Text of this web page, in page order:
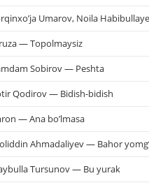
Umarov, Noila
— Topolmaysiz
Sobirov — Peshta
Qodirov — Bidish-bidish
— Ana bo’lmasa
Ahmadaliyev — Bahor
Tursunov — Bu yurak